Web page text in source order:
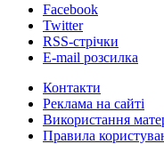
Facebook
Twitter
RSS-стрічки
E-mail розсилка
Контакти
Реклама на сайті
Використання
Правила